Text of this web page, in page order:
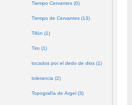
Tiempo Cervantes (0)
Tiempo de Cervantes (13)
Tifón (1)
Tiro (1)
tocados por el dedo de dios (1)
tolerancia (2)
Topografía de Argel (3)